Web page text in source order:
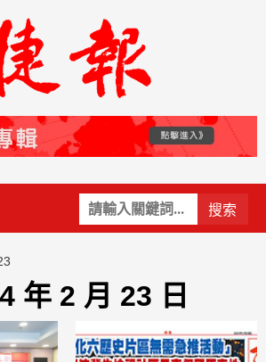
關
鍵
Primary
Menu
年 2 月 23 日